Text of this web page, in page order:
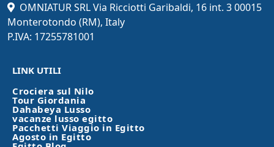
OMNIATUR SRL Via Ricciotti Garibaldi, 16 int. 3 00015
Monterotondo (RM), Italy
P.IVA: 17255781001
LINK UTILI
Crociera sul Nilo
Tour Giordania
Dahabeya Lusso
vacanze lusso egitto
Pacchetti Viaggio in Egitto
Agosto in Egitto